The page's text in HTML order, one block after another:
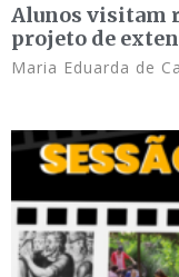
Alunos visitam
projeto de
Maria Eduarda de